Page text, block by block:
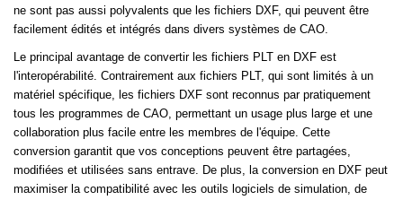
ne sont pas aussi polyvalents que les fichiers DXF, qui peuvent être
facilement édités et intégrés dans divers systèmes de CAO.
Le principal avantage de convertir les fichiers PLT en DXF est
l'interopérabilité. Contrairement aux fichiers PLT, qui sont limités à un
matériel spécifique, les fichiers DXF sont reconnus par pratiquement
tous les programmes de CAO, permettant un usage plus large et une
collaboration plus facile entre les membres de l'équipe. Cette
conversion garantit que vos conceptions peuvent être partagées,
modifiées et utilisées sans entrave. De plus, la conversion en DXF peut
maximiser la compatibilité avec les outils logiciels de simulation, de